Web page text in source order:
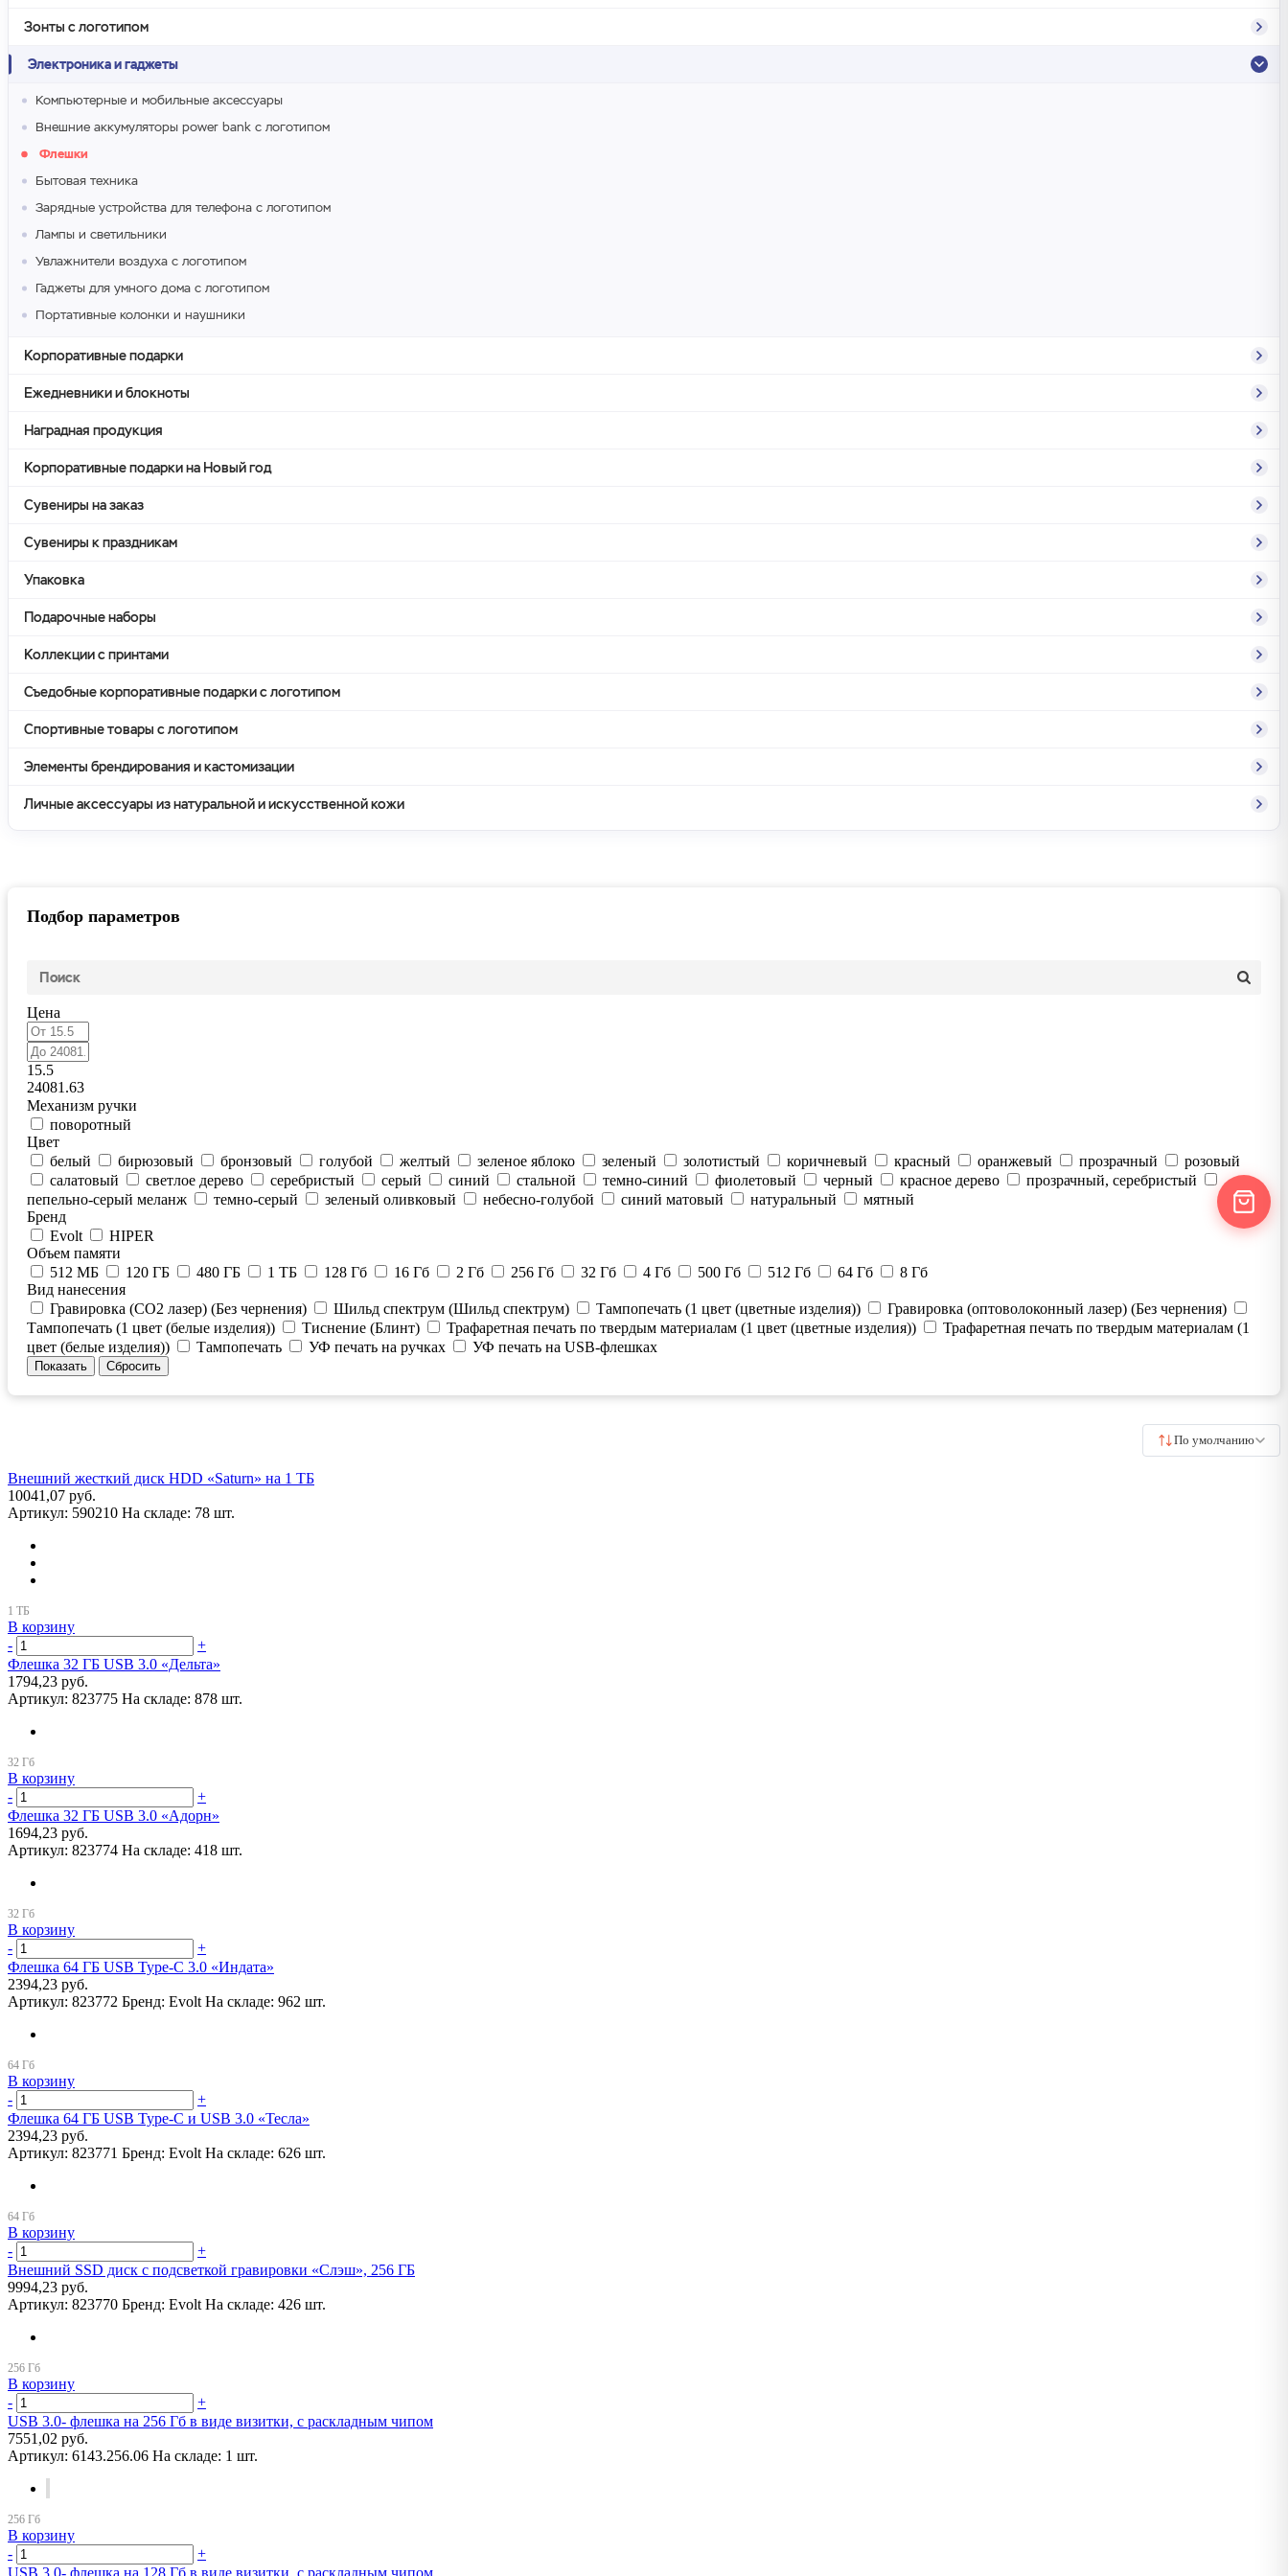
Зонты с логотипом
Электроника и гаджеты
Компьютерные и мобильные аксессуары
Внешние аккумуляторы power bank с логотипом
Флешки
Бытовая техника
Зарядные устройства для телефона с логотипом
Лампы и светильники
Увлажнители воздуха с логотипом
Гаджеты для умного дома с логотипом
Портативные колонки и наушники
Корпоративные подарки
Ежедневники и блокноты
Наградная продукция
Корпоративные подарки на Новый год
Сувениры на заказ
Сувениры к праздникам
Упаковка
Подарочные наборы
Коллекции с принтами
Съедобные корпоративные подарки с логотипом
Спортивные товары с логотипом
Элементы брендирования и кастомизации
Личные аксессуары из натуральной и искусственной кожи
Подбор параметров
Цена
15.5
24081.63
Механизм ручки
поворотный
Цвет
белый
бирюзовый бронзовый голубой желтый зеленое яблоко зеленый золотистый коричневый красный оранжевый прозрачный
розовый
салатовый
светлое дерево серебристый серый синий стальной темно-синий фиолетовый черный красное дерево
прозрачный, серебристый
пепельно-серый меланж
темно-серый зеленый оливковый небесно-голубой синий матовый натуральный
мятный
Бренд
Evolt
HIPER
Объем памяти
512 МБ
120 ГБ 480 ГБ 1 ТБ 128 Гб 16 Гб 2 Гб 256 Гб 32 Гб 4 Гб 500 Гб 512 Гб 64 Гб
8 Гб
Вид нанесения
Гравировка (CO2 лазер) (Без чернения)
Шильд спектрум (Шильд спектрум) Тампопечать (1 цвет (цветные изделия))
Гравировка (оптоволоконный лазер) (Без чернения)
Тампопечать (1 цвет (белые изделия))
Тиснение (Блинт) Трафаретная печать по твердым материалам (1 цвет (цветные изделия))
Трафаретная печать по твердым материалам (1
цвет (белые изделия))
Тампопечать УФ печать на ручках УФ печать на USB-флешках
По умолчанию
Внешний жесткий диск HDD «Saturn» на 1 ТБ
10041,07 руб.
Артикул: 590210 На складе: 78 шт.
В корзину
-
+
Флешка 32 ГБ USB 3.0 «Дельта»
1794,23 руб.
Артикул: 823775 На складе: 878 шт.
В корзину
-
+
Флешка 32 ГБ USB 3.0 «Адорн»
1694,23 руб.
Артикул: 823774 На складе: 418 шт.
В корзину
-
+
Флешка 64 ГБ USB Type-C 3.0 «Индата»
2394,23 руб.
Артикул: 823772 Бренд: Evolt На складе: 962 шт.
В корзину
-
+
Флешка 64 ГБ USB Type-C и USB 3.0 «Тесла»
2394,23 руб.
Артикул: 823771 Бренд: Evolt На складе: 626 шт.
В корзину
-
+
Внешний SSD диск с подсветкой гравировки «Слэш», 256 ГБ
9994,23 руб.
Артикул: 823770 Бренд: Evolt На складе: 426 шт.
В корзину
-
+
USB 3.0- флешка на 256 Гб в виде визитки, с раскладным чипом
7551,02 руб.
Артикул: 6143.256.06 На складе: 1 шт.
В корзину
-
+